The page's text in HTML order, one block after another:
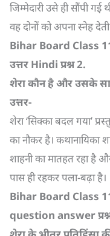
जिम्मेदारी उसे ही सौंपी
वह दोनों को अपना स्नेह
Bihar Board Class
उत्तर Hindi प्रश्न2.
शेरा कौन है और उसके
उत्तर-
शेरा ‘सिक्का बदल गया’
का नौकर है। कथानायिका
शाहनी का मातहत रहा है
पास ही रहकर पला-बढ़ा है।
Bihar Board Class
question answer